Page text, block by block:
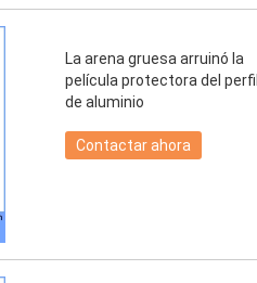
La arena gruesa arruinó la
película protectora del perfil
de aluminio
Contactar ahora